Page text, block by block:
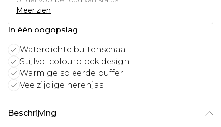
Meer zien
In één oogopslag
Waterdichte buitenschaal
Stijlvol colourblock design
Warm geïsoleerde puffer
Veelzijdige herenjas
Beschrijving